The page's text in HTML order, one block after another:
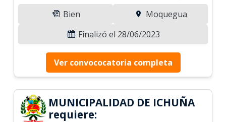
Bien
Moquegua
Finalizó el 28/06/2023
Ver convococatoria completa
MUNICIPALIDAD DE ICHUÑA
requiere: